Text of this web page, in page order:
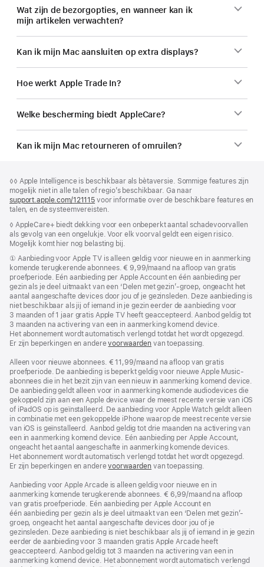
Wat zijn de bezorgopties, en wanneer kan ik
mijn artikelen verwachten?
Kan ik mijn Mac aansluiten op extra displays?
Hoe werkt Apple Trade In?
Welke bescherming biedt AppleCare?
Kan ik mijn Mac retourneren of omruilen?
Voetnoot
◊◊ Apple Intelligence is beschikbaar als bètaversie. Sommige features zijn
mogelijk niet in alle talen of regio’s beschikbaar. Ga naar
support.apple.com/121115 (Wordt
in
venster
geopend)
voor informatie over de beschikbare features en
talen, en de systeem­vereisten.
Voetnoot
◊ AppleCare+ biedt dekking voor een onbeperkt aantal schadevoorvallen
als gevolg van een ongelukje. Voor elk voorval geldt een eigen risico.
Mogelijk komt hier nog belasting bij.
Voetnoot
① Aanbieding voor Apple TV is alleen geldig voor nieuwe en in aanmerking
komende terugkerende abonnees. € 9,99/maand na afloop van gratis
proefperiode. Eén aanbieding per Apple Account en één aanbieding per
gezin als je deel uitmaakt van een ‘Delen met gezin’-groep, ongeacht het
aantal aangeschafte devices door jou of je gezinsleden. Deze aanbieding is
niet beschikbaar als jij of iemand in je gezin eerder de aanbieding voor
3 maanden of 1 jaar gratis Apple TV heeft geaccepteerd. Aanbod geldig tot
3 maanden na activering van een in aanmerking komend device.
Het abonnement wordt automatisch verlengd totdat het wordt opgezegd.
Er zijn beperkingen en anderevoorwaarden van toepassing.
Alleen voor nieuwe abonnees. € 11,99/maand na afloop van gratis
proefperiode. De aanbieding is beperkt geldig voor nieuwe Apple Music-
abonnees die in het bezit zijn van een nieuw in aanmerking komend device.
De aanbieding geldt alleen voor in aanmerking komende audiodevices die
gekoppeld zijn aan een Apple device waar de meest recente versie van iOS
of iPadOS op is geïnstalleerd. De aanbieding voor Apple Watch geldt alleen
in combinatie met een gekoppelde iPhone waarop de meest recente versie
van iOS is geïnstalleerd. Aanbod geldig tot drie maanden na activering van
een in aanmerking komend device. Eén aanbieding per Apple Account,
ongeacht het aantal aangeschafte in aanmerking komende devices.
Het abonnement wordt automatisch verlengd totdat het wordt opgezegd.
Er zijn beperkingen en anderevoorwaarden van toepassing.
Aanbieding voor Apple Arcade is alleen geldig voor nieuwe en in
aanmerking komende terugkerende abonnees. € 6,99/maand na afloop
van gratis proefperiode. Eén aanbieding per Apple Account en
één aanbieding per gezin als je deel uitmaakt van een ‘Delen met gezin’-
groep, ongeacht het aantal aangeschafte devices door jou of je
gezinsleden. Deze aanbieding is niet beschikbaar als jij of iemand in je gezin
eerder de aanbieding voor 3 maanden gratis Apple Arcade heeft
geaccepteerd. Aanbod geldig tot 3 maanden na activering van een in
aanmerking komend device. Het abonnement wordt automatisch verlengd